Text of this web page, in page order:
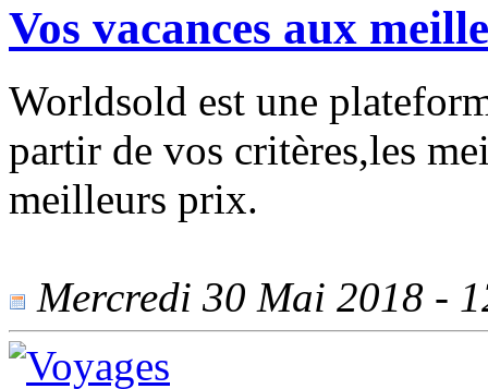
Vos vacances aux
Worldsold est une
partir de vos critères,les
meilleurs prix.
Mercredi 30 Mai 2018 -